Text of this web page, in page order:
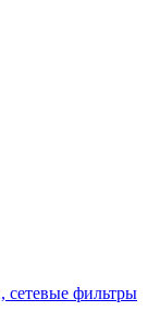
сетевые фильтры